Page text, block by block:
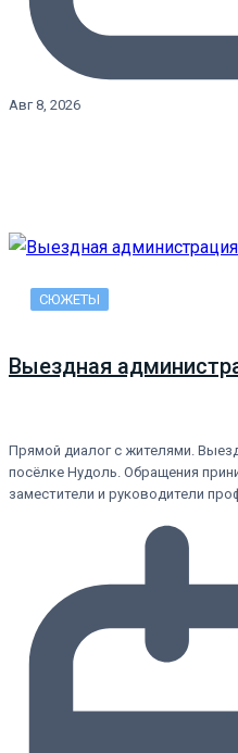
Авг 8, 2026
СЮЖЕТЫ
Выездная
Прямой диалог с жителями.
посёлке Нудоль. Обращения
заместители и руководители